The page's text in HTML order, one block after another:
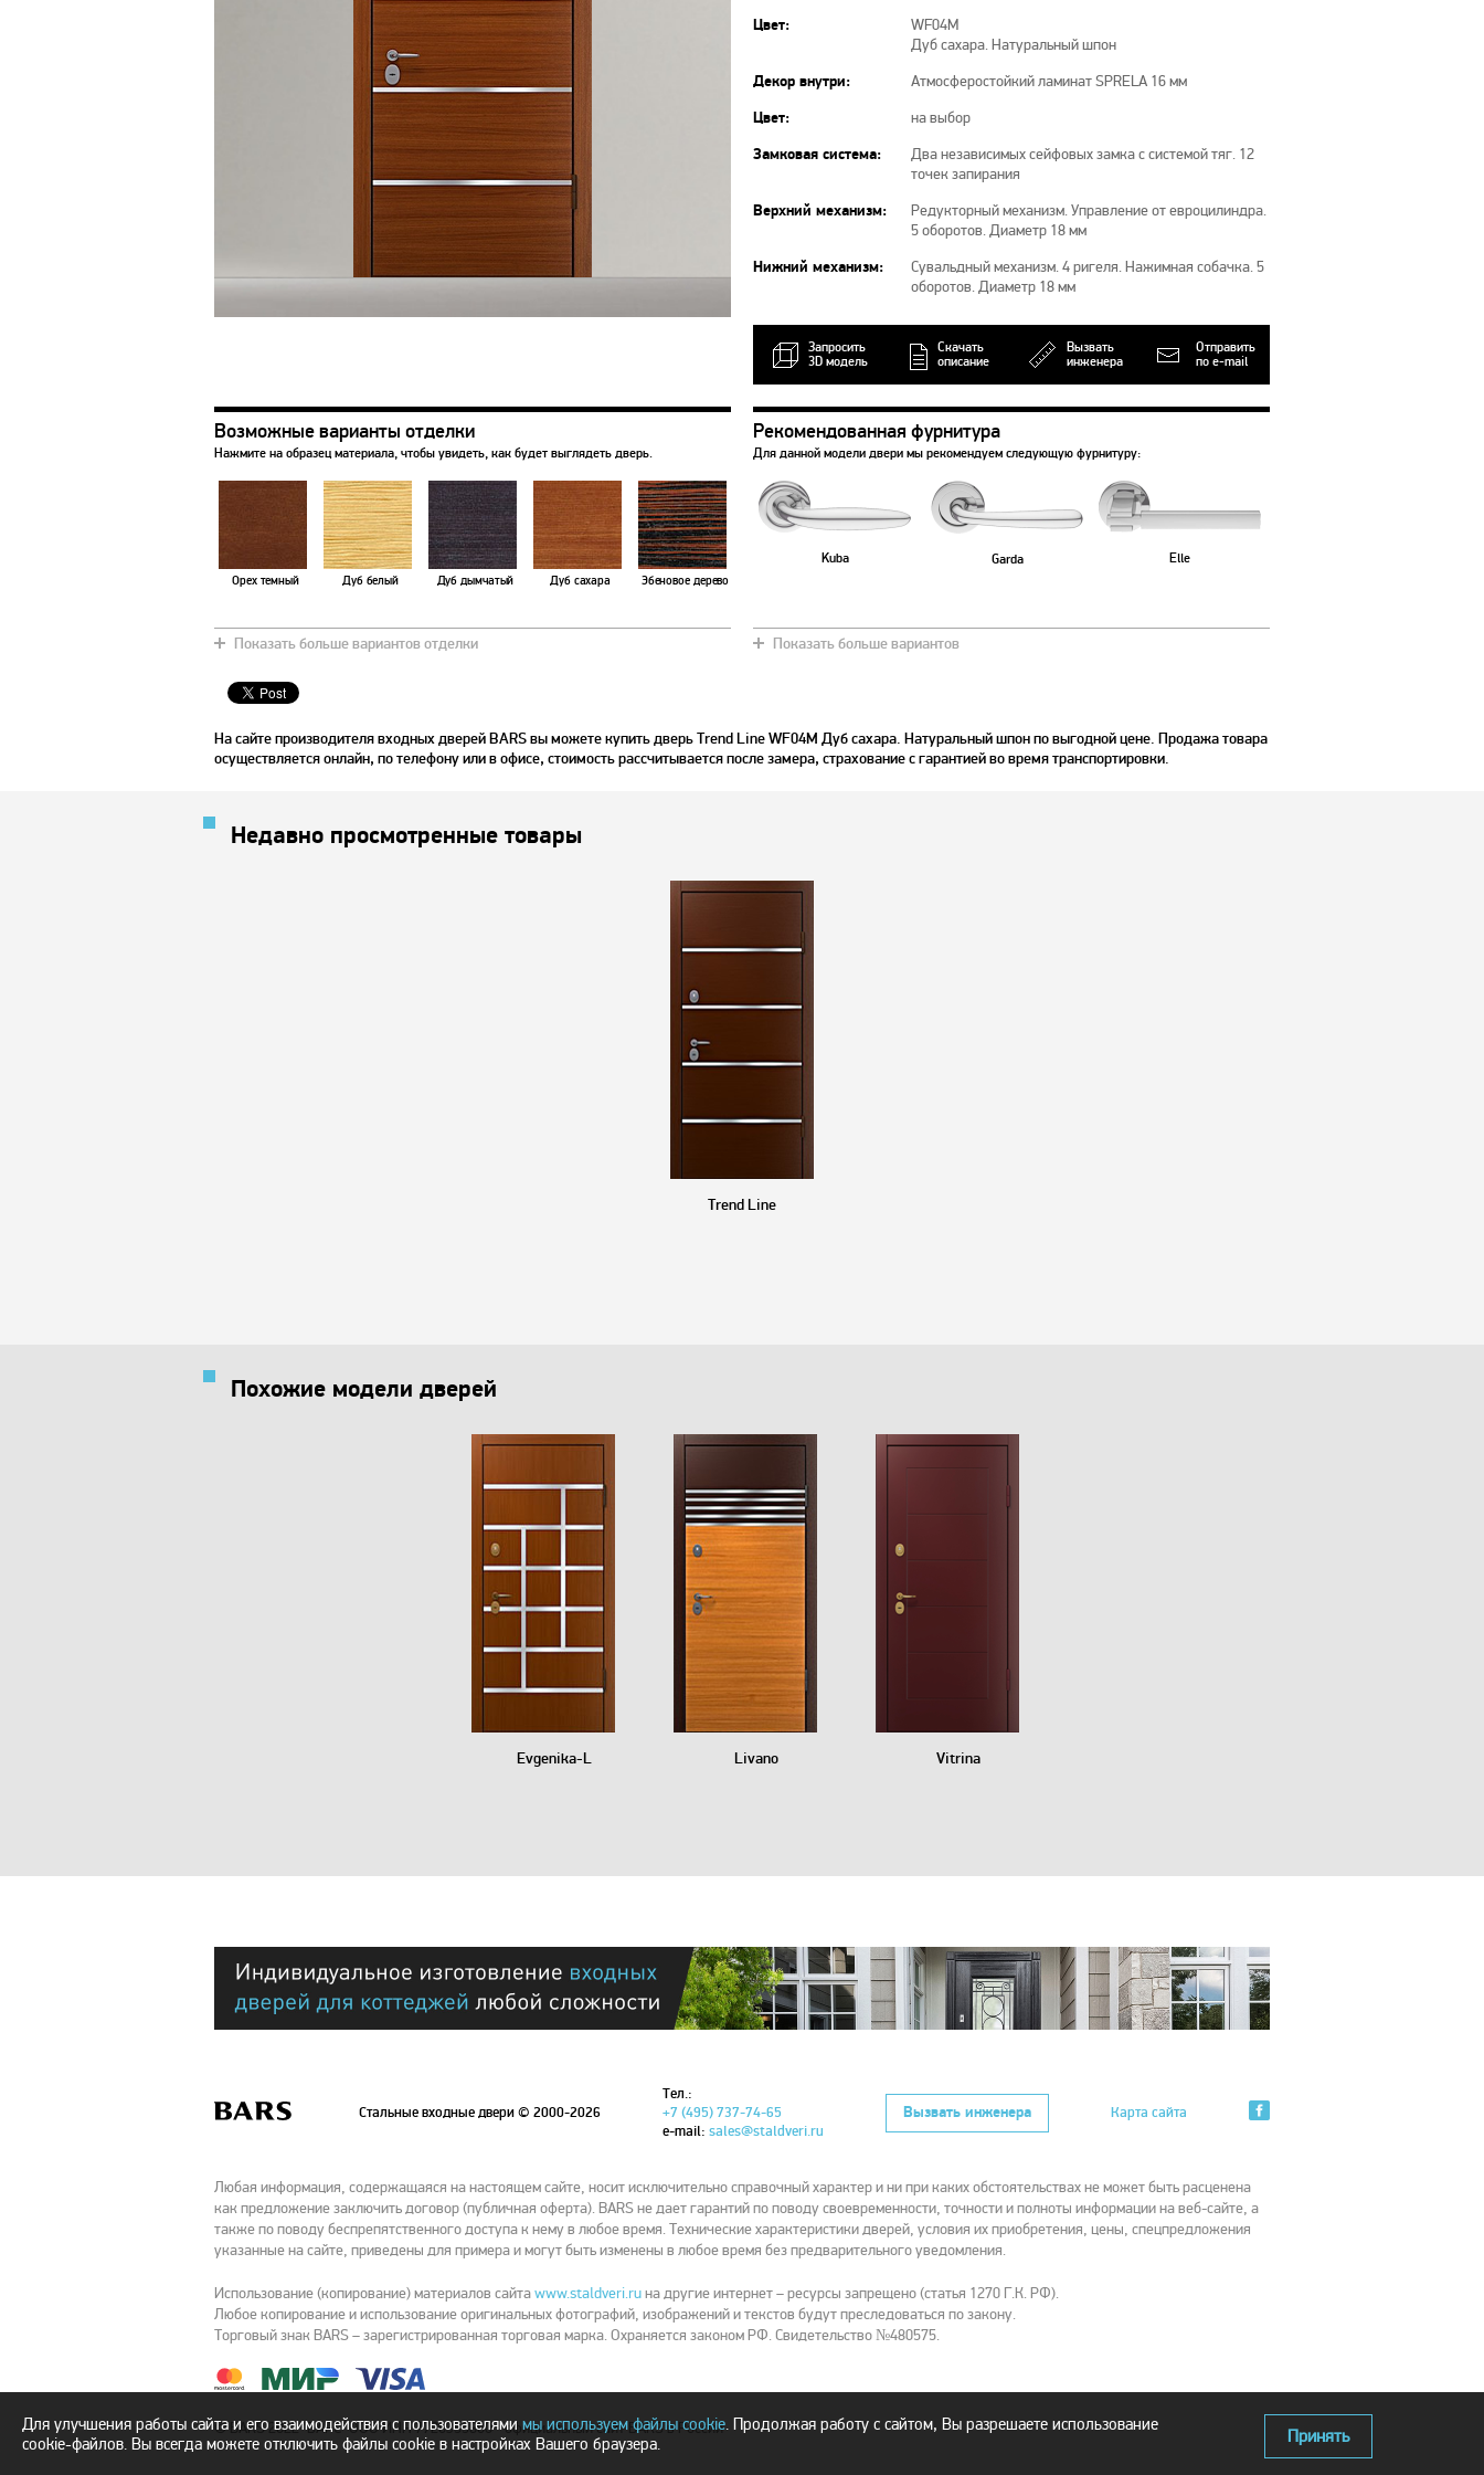
Цвет:
WF04M
Дуб сахара. Натуральный шпон
Декор внутри: Атмосферостойкий ламинат SPRELA 16 мм
Цвет: на выбор
Замковая система:
Два независимых сейфовых замка с системой тяг. 12
точек запирания
Верхний механизм:
Редукторный механизм. Управление от евроцилиндра.
5 оборотов. Диаметр 18 мм
Нижний механизм:
Сувальдный механизм. 4 ригеля. Нажимная собачка. 5
оборотов. Диаметр 18 мм
Запросить
3D модель
Скачать
описание
Вызвать
инженера
Отправить
по e-mail
Возможные варианты отделки
Нажмите на образец материала, чтобы увидеть, как будет выглядеть дверь.
Орех темный Дуб белый Дуб дымчатый Дуб сахара Эбеновое дерево
Зебрано
Тик Дуб светлый Вишня натур
Показать больше вариантов отделки
Рекомендованная фурнитура
Для данной модели двери мы рекомендуем следующую фурнитуру:
Kuba Garda Elle
Показать больше вариантов
На сайте производителя входных дверей BARS вы можете купить дверь Trend Line WF04M Дуб сахара. Натуральный шпон по выгодной цене. Продажа товара
осуществляется онлайн, по телефону или в офисе, стоимость рассчитывается после замера, страхование с гарантией во время транспортировки.
Недавно просмотренные товары
Trend Line
Похожие модели дверей
Evgenika-L Livano Vitrina
Стальные входные двери© 2000-2026
Тел.:
+7 (495) 737-74-65
e-mail: sales@staldveri.ru
Вызвать инженера Карта сайта
Любая информация, содержащаяся на настоящем сайте, носит исключительно справочный характер и ни при каких обстоятельствах не может быть расценена
как предложение заключить договор (публичная оферта). BARS не дает гарантий по поводу своевременности, точности и полноты информации на веб-сайте, а
также по поводу беспрепятственного доступа к нему в любое время. Технические характеристики дверей, условия их приобретения, цены, спецпредложения
указанные на сайте, приведены для примера и могут быть изменены в любое время без предварительного уведомления.
Использование (копирование) материалов сайтаwww.staldveri.ruна другие интернет – ресурсы запрещено (статья 1270 Г.К. РФ).
Любое копирование и использование оригинальных фотографий, изображений и текстов будут преследоваться по закону.
Торговый знак BARS – зарегистрированная торговая марка. Охраняется законом РФ. Свидетельство №480575.
© BARS 2022 "БАРС" ООО ИНН 7726355800 - официальный сайт BARS в России
Для улучшения работы сайта и его взаимодействия с пользователями мы используем файлы cookie. Продолжая работу с сайтом, Вы разрешаете использование
cookie-файлов. Вы всегда можете отключить файлы cookie в настройках Вашего браузера.
Принять